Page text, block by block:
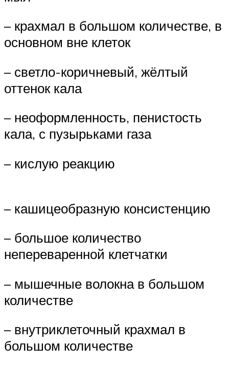
– крахмал в большом количестве, в
основном вне клеток
– светло-коричневый, жёлтый
оттенок кала
– неоформленность, пенистость
кала, с пузырьками газа
– кислую реакцию
– кашицеобразную консистенцию
– большое количество
непереваренной клетчатки
– мышечные волокна в большом
количестве
– внутриклеточный крахмал в
большом количестве